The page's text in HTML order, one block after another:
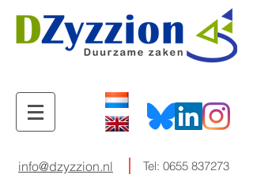
info@dzyzzion.nl Tel: 0655 837273